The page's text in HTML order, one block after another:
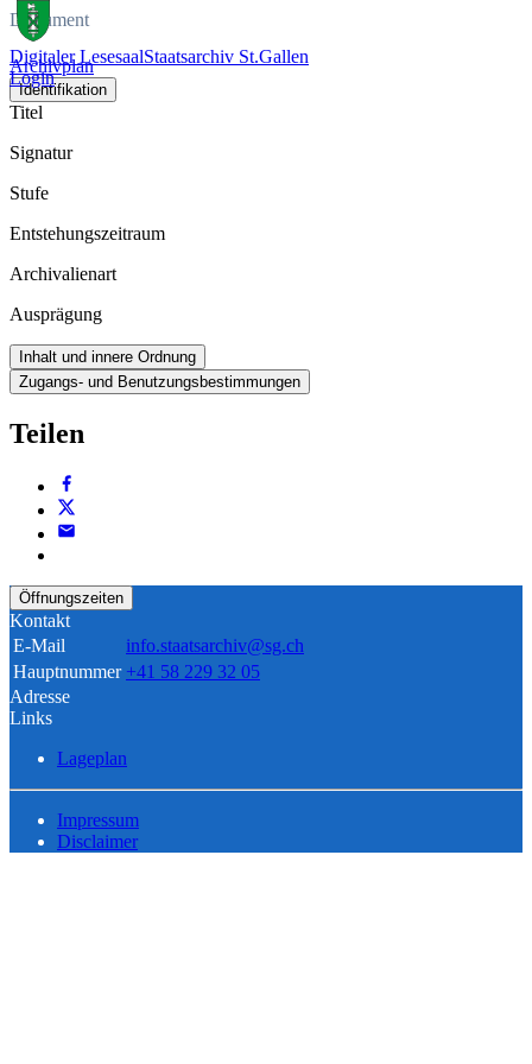
Digitaler LesesaalStaatsarchiv St.Gallen
Login
Dokument
Archivplan
Identifikation
Titel
Signatur
Stufe
Entstehungszeitraum
Archivalienart
Ausprägung
Inhalt und innere Ordnung
Zugangs- und Benutzungsbestimmungen
Teilen
Öffnungszeiten
Kontakt
E-Mail
info.staatsarchiv@sg.ch
Hauptnummer +41 58 229 32 05
Adresse
Links
Lageplan
Impressum
Disclaimer